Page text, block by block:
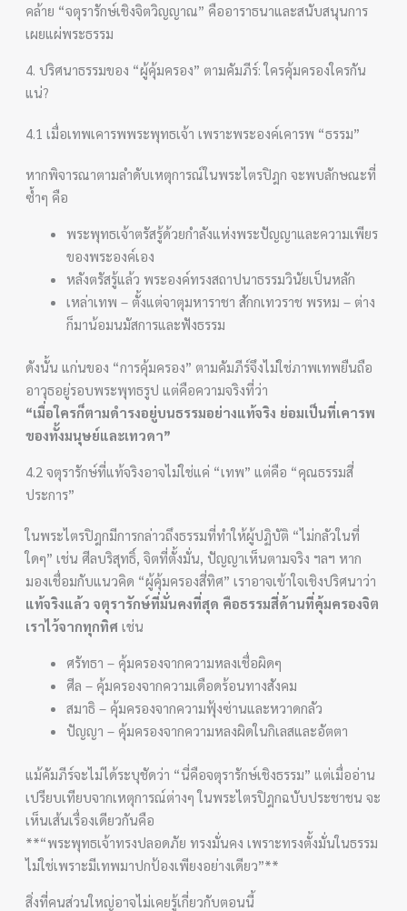
คล้าย “จตุรารักษ์เชิงจิตวิญญาณ” คืออาราธนาและสนับสนุนการ
เผยแผ่พระธรรม
4. ปริศนาธรรมของ “ผู้คุ้มครอง” ตามคัมภีร์: ใครคุ้มครองใครกัน
แน่?
4.1 เมื่อเทพเคารพพระพุทธเจ้า เพราะพระองค์เคารพ “ธรรม”
หากพิจารณาตามลำดับเหตุการณ์ในพระไตรปิฎก จะพบลักษณะที่
ซ้ำๆ คือ
พระพุทธเจ้าตรัสรู้ด้วยกำลังแห่งพระปัญญาและความเพียร
ของพระองค์เอง
หลังตรัสรู้แล้ว พระองค์ทรงสถาปนาธรรมวินัยเป็นหลัก
เหล่าเทพ – ตั้งแต่จาตุมหาราชา สักกเทวราช พรหม – ต่าง
ก็มาน้อมนมัสการและฟังธรรม
ดังนั้น แก่นของ “การคุ้มครอง” ตามคัมภีร์จึงไม่ใช่ภาพเทพยืนถือ
อาวุธอยู่รอบพระพุทธรูป แต่คือความจริงที่ว่า
“เมื่อใครก็ตามดำรงอยู่บนธรรมอย่างแท้จริง ย่อมเป็นที่เคารพ
ของทั้งมนุษย์และเทวดา”
4.2 จตุรารักษ์ที่แท้จริงอาจไม่ใช่แค่ “เทพ” แต่คือ “คุณธรรมสี่
ประการ”
ในพระไตรปิฎกมีการกล่าวถึงธรรมที่ทำให้ผู้ปฏิบัติ “ไม่กลัวในที่
ใดๆ” เช่น ศีลบริสุทธิ์, จิตที่ตั้งมั่น, ปัญญาเห็นตามจริง ฯลฯ หาก
มองเชื่อมกับแนวคิด “ผู้คุ้มครองสี่ทิศ” เราอาจเข้าใจเชิงปริศนาว่า
แท้จริงแล้ว จตุรารักษ์ที่มั่นคงที่สุด คือธรรมสี่ด้านที่คุ้มครองจิต
เราไว้จากทุกทิศ เช่น
ศรัทธา – คุ้มครองจากความหลงเชื่อผิดๆ
ศีล – คุ้มครองจากความเดือดร้อนทางสังคม
สมาธิ – คุ้มครองจากความฟุ้งซ่านและหวาดกลัว
ปัญญา – คุ้มครองจากความหลงผิดในกิเลสและอัตตา
แม้คัมภีร์จะไม่ได้ระบุชัดว่า “นี่คือจตุรารักษ์เชิงธรรม” แต่เมื่ออ่าน
เปรียบเทียบจากเหตุการณ์ต่างๆ ในพระไตรปิฎกฉบับประชาชน จะ
เห็นเส้นเรื่องเดียวกันคือ
**“พระพุทธเจ้าทรงปลอดภัย ทรงมั่นคง เพราะทรงตั้งมั่นในธรรม
ไม่ใช่เพราะมีเทพมาปกป้องเพียงอย่างเดียว”**
สิ่งที่คนส่วนใหญ่อาจไม่เคยรู้เกี่ยวกับตอนนี้